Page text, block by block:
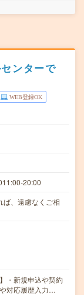
ンターで
WEB登録OK
20:00
、遠慮なくご相
・新規申込や契約
対応履歴入力…